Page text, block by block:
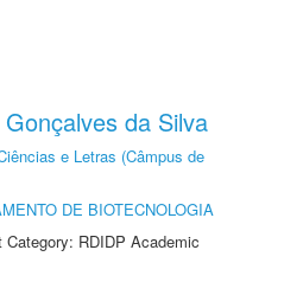
da Silva
e Letras (Câmpus de
DE BIOTECNOLOGIA
RDIDP Academic